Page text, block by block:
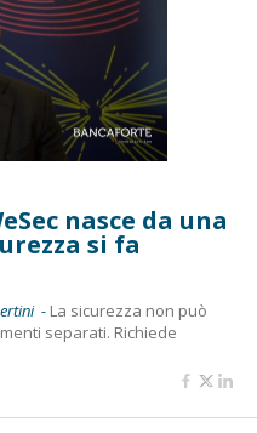
nasce da una
si fa
- La sicurezza non può
separati. Richiede